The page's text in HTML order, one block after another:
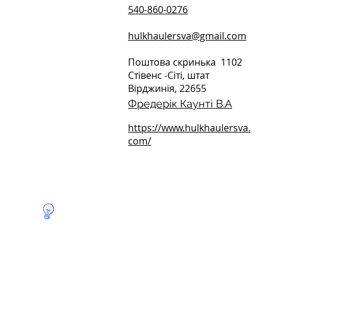
540-860-0276
hulkhaulersva@gmail.com
Поштова скринька 1102
Стівенс -Сіті, штат
Вірджинія, 22655
https://www.hulkhaulersva.
com/
Фредерік Каунті В.А